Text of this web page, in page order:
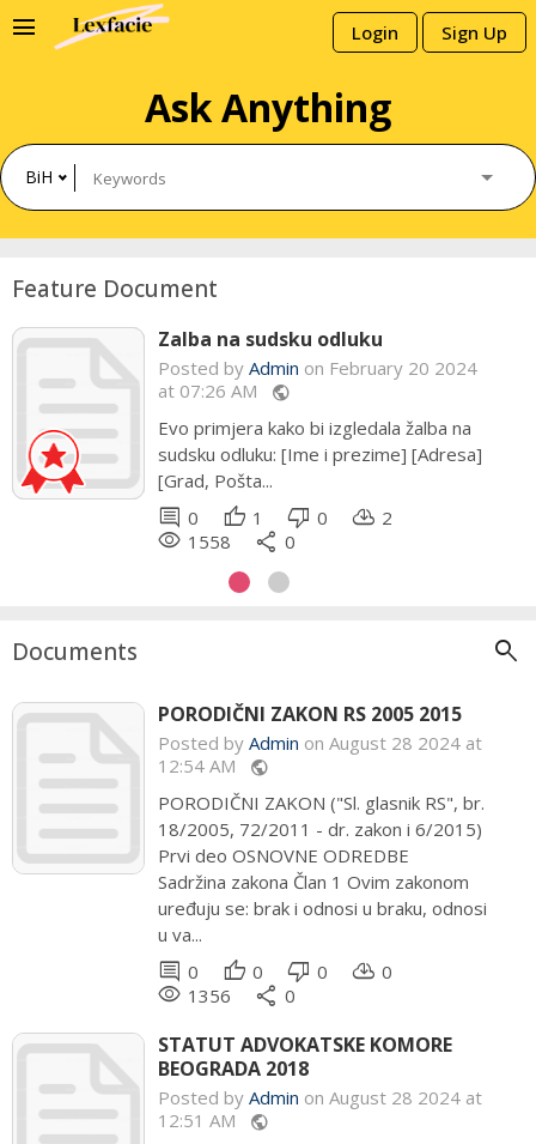
Login Sign Up
menu
Ask Anything
BiH
Feature Document
Zalba na sudsku odluku
Posted by Admin on February 20 2024
at 07:26 AM public
Evo primjera kako bi izgledala žalba na
sudsku odluku: [Ime i prezime] [Adresa]
[Grad, Pošta...
comment 0 thumb_up 1 thumb_down 0 cloud_download 2
remove_red_eye 1558 share 0
Admin
public
UGOVOR O RADU Zaključen dana
[datum zaključenja ugovora] godine u
[mjesto zaključenja ugovora]...
comment 0 thumb_up 0 thumb_down 0 cloud_download 0
remove_red_eye 1819 share 0
Documents search
PORODIČNI ZAKON RS 2005 2015
Posted by Admin on August 28 2024 at
12:54 AM public
PORODIČNI ZAKON ("Sl. glasnik RS", br.
18/2005, 72/2011 - dr. zakon i 6/2015)
Prvi deo OSNOVNE ODREDBE
Sadržina zakona Član 1 Ovim zakonom
uređuju se: brak i odnosi u braku, odnosi
u va...
comment 0 thumb_up 0 thumb_down 0 cloud_download 0
remove_red_eye 1356 share 0
STATUT ADVOKATSKE KOMORE
BEOGRADA 2018
Posted by Admin on August 28 2024 at
12:51 AM public